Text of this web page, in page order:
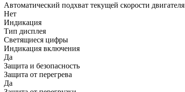
Автоматический подхват текущей скорости двигателя
Нет
Индикация
Тип дисплея
Светящиеся цифры
Индикация включения
Да
Защита и безопасность
Защита от перегрева
Да